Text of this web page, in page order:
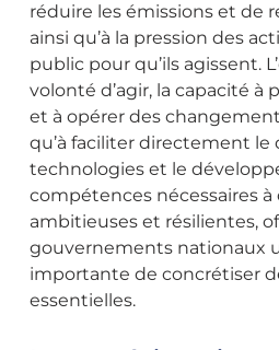
réduire les émissions et de
ainsi qu’à la pression des
public pour qu’ils agissent.
volonté d’agir, la capacité à
et à opérer des
qu’à faciliter directement
technologies et le
compétences nécessaires
ambitieuses et résilientes,
gouvernements nationaux
importante de concrétiser
essentielles.